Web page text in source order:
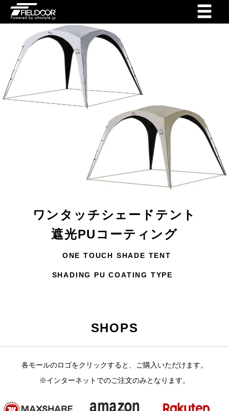
ワンタッチシェードテント
遮光PUコーティング
ONE TOUCH SHADE TENT
SHADING PU COATING TYPE
SHOPS
各モールのロゴをクリックすると、ご購入いただけます。
※インターネットでのご注文のみとなります。